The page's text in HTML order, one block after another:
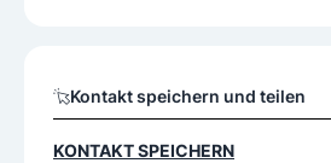
Kontakt speichern und teilen
KONTAKT SPEICHERN